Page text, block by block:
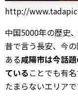
http://
中国5000年の歴史
昔で言う長安、今
ある咸陽市は今話
ていることでも有
たまらないエリアで
台湾情報
中国ビザ
ホテル予約サイ
もっと楽しく！